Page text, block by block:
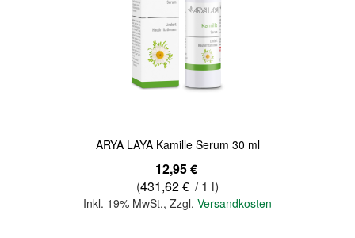
ARYA LAYA Kamille Serum 30 ml
12,95 €
(431,62 € / 1 l)
Inkl. 19% MwSt., Zzgl. Versandkosten